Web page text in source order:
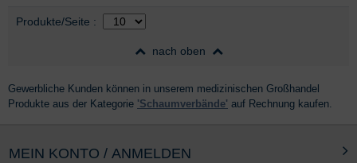
Auswahl
Produkte/Seite nach Produktliste
:
nach oben
Gewerbliche Kunden können in unserem medizinischen Großhandel
Produkte aus der Kategorie 'Schaumverbände' auf Rechnung kaufen.
MEIN KONTO / ANMELDEN